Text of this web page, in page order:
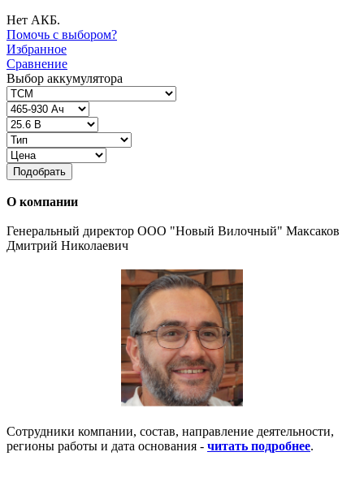
Нет АКБ.
Помочь с выбором?
Избранное
Сравнение
Выбор аккумулятора
Подобрать
О компании
Генеральный директор ООО "Новый Вилочный" Максаков
Дмитрий Николаевич
Сотрудники компании, состав, направление деятельности,
регионы работы и дата основания - читать подробнее.